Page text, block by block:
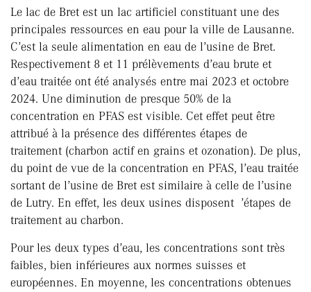
Le lac de Bret est un lac artificiel constituant une des
principales ressources en eau pour la ville de Lausanne.
C’est la seule alimentation en eau de l’usine de Bret.
Respectivement 8 et 11 prélèvements d’eau brute et
d’eau traitée ont été analysés entre mai 2023 et octobre
2024. Une diminution de presque 50% de la
concentration en PFAS est visible. Cet effet peut être
attribué à la présence des différentes étapes de
traitement (charbon actif en grains et ozonation). De plus,
du point de vue de la concentration en PFAS, l’eau traitée
sortant de l’usine de Bret est similaire à celle de l’usine
de Lutry. En effet, les deux usines disposent ’étapes de
traitement au charbon.
Pour les deux types d’eau, les concentrations sont très
faibles, bien inférieures aux normes suisses et
européennes. En moyenne, les concentrations obtenues